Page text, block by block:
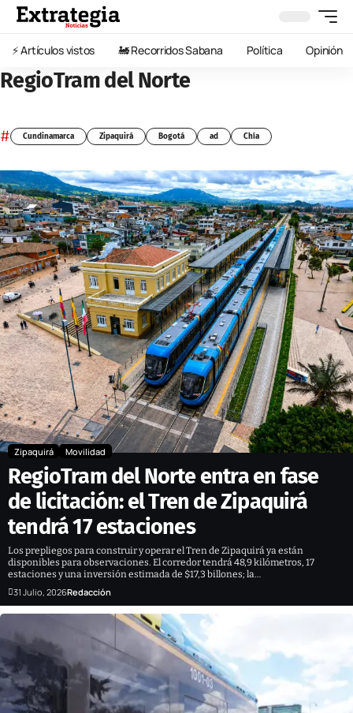
⚡️ Artículos vistos 🚂 Recorridos Sabana Política Opinión
RegioTram del Norte
# Cundinamarca Zipaquirá Bogotá ad Chía
Zipaquirá Movilidad
RegioTram del Norte entra en fase
de licitación: el Tren de Zipaquirá
tendrá 17 estaciones
Los prepliegos para construir y operar el Tren de Zipaquirá ya están
disponibles para observaciones. El corredor tendrá 48,9 kilómetros, 17
estaciones y una inversión estimada de $17,3 billones; la…
31 Julio, 2026Redacción